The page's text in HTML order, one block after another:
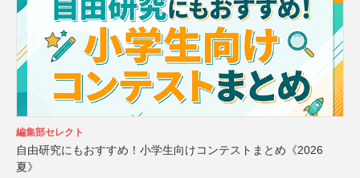
編集部セレクト
自由研究にもおすすめ！小学生向けコンテストまとめ《2026
夏》